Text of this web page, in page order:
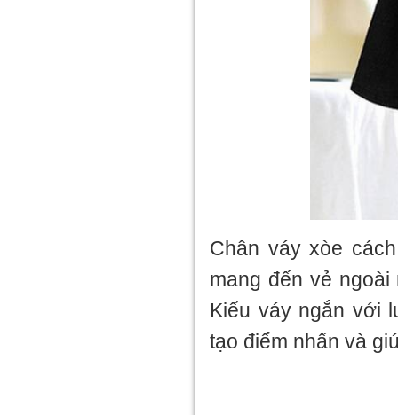
Chân váy xòe
mang đến vẻ
Kiểu váy ngắn với
tạo điểm nhấn và